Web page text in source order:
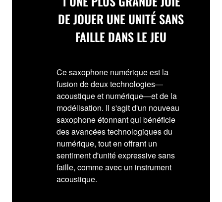
DE JOUER UNE UNITÉ SANS
FAILLE DANS LE JEU
Ce saxophone numérique est la
fusion de deux technologies—
acoustique et numérique—et de la
modélisation. Il s'agit d'un nouveau
saxophone étonnant qui bénéficie
des avancées technologiques du
numérique, tout en offrant un
sentiment d'unité expressive sans
faille, comme avec un instrument
acoustique.